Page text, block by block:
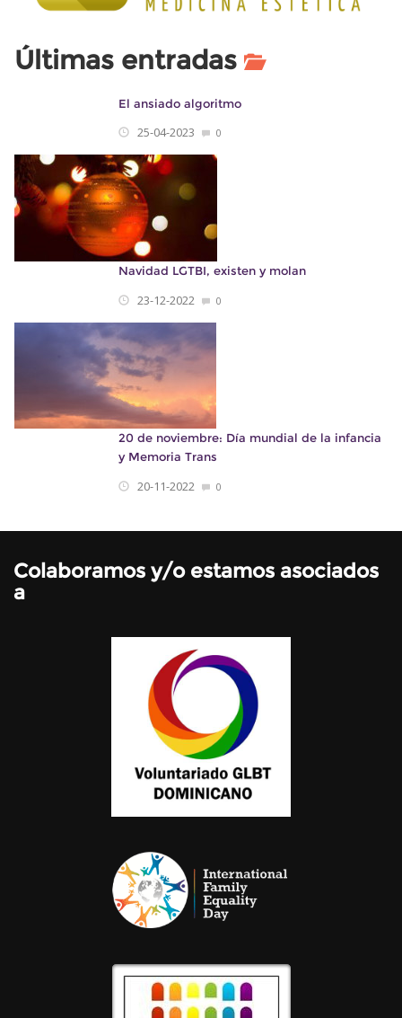
Últimas entradas
El ansiado algoritmo
25-04-2023 0
Navidad LGTBI, existen y molan
23-12-2022 0
20 de noviembre: Día mundial de la infancia
y Memoria Trans
20-11-2022 0
Colaboramos y/o estamos asociados
a